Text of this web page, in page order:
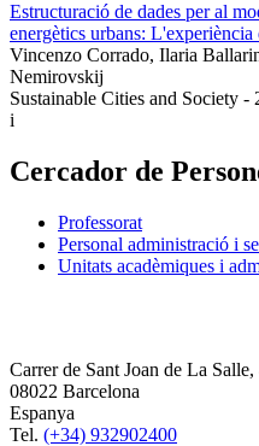
Estructuració de dades per al
energètics urbans:
Vincenzo Corrado, Ilaria
Nemirovskij
Sustainable Cities and Society -
i
Cercador de
Professorat
Personal administració i
Unitats acadèmiques i
Carrer de Sant Joan de La Salle,
08022 Barcelona
Espanya
Tel. (+34) 932902400